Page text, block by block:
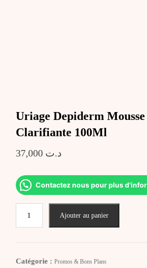
Uriage Depiderm
Clarifiante 100Ml
د.ت 37,000
Contactez nous pour plus
Ajouter au panier
Catégorie : Promos & Bons Plans